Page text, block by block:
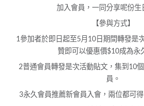
加入會員，一同分享呢份生
【參與方式】
1️參加者於即日起至5月10日期間轉發是
贊即可以優惠價$10成為永
2️普通會員轉發是次活動貼文，集到10
員。
3️永久會員推薦新會員入會，兩位都可